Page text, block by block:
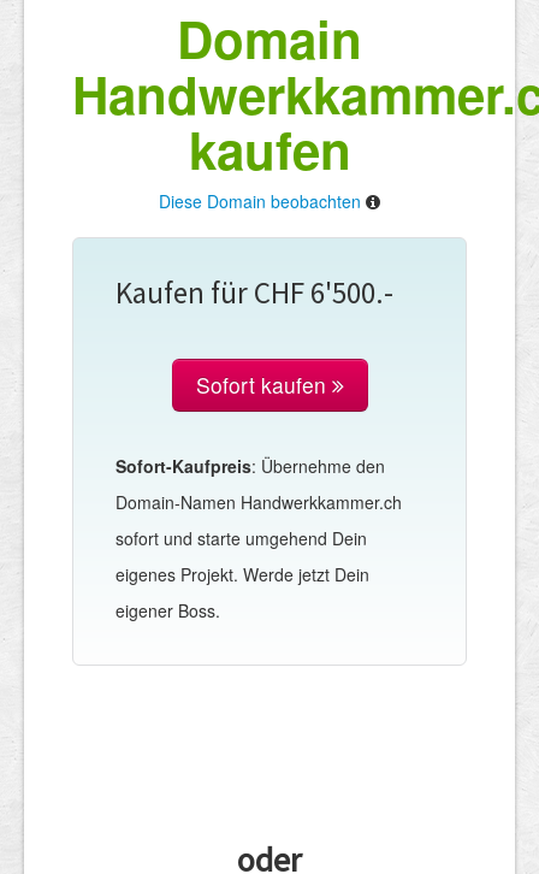
Domain
kaufen
Diese Domain beobachten
Kaufen für CHF 6'500.-
Sofort kaufen
Sofort-Kaufpreis: Übernehme den
Domain-Namen Handwerkkammer.ch
sofort und starte umgehend Dein
eigenes Projekt. Werde jetzt Dein
eigener Boss.
oder